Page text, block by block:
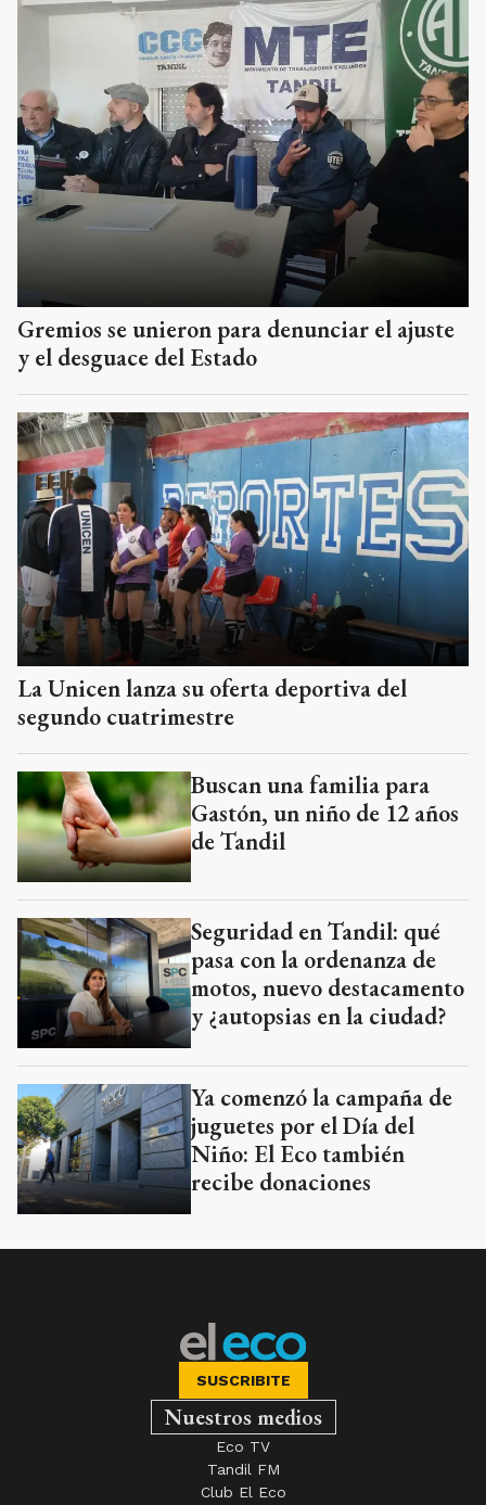
Gremios se unieron para denunciar el ajuste
y el desguace del Estado
La Unicen lanza su oferta deportiva del
segundo cuatrimestre
Buscan una familia para
Gastón, un niño de 12 años
de Tandil
Seguridad en Tandil: qué
pasa con la ordenanza de
motos, nuevo destacamento
y ¿autopsias en la ciudad?
Ya comenzó la campaña de
juguetes por el Día del
Niño: El Eco también
recibe donaciones
SUSCRIBITE
Nuestros medios
Eco TV
Tandil FM
Club El Eco